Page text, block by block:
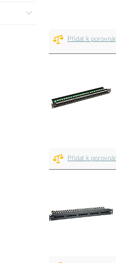
Přidat k
Přidat k